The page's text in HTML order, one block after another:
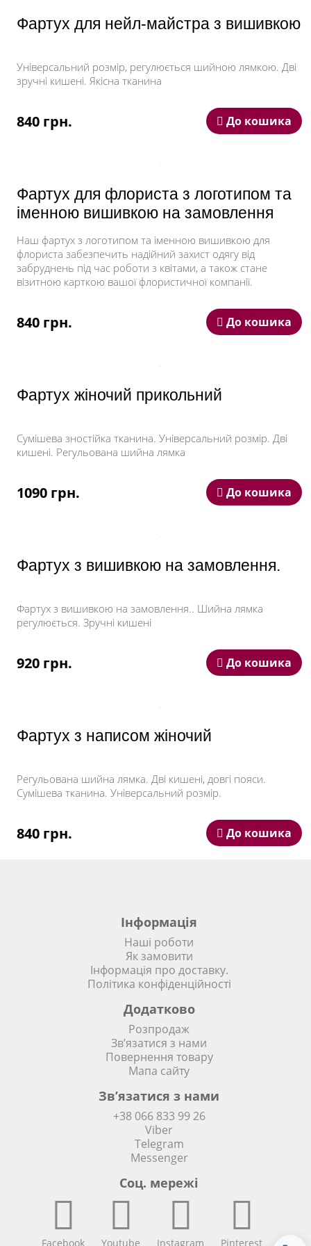
На вибір пропонується три кольори:
бежевий;
чорний.
комбінуються з іншими та є прекрасною основою
для різноколірної вишивки. У створенні дизайну ви
каталогом, в якому є величезний вибір корон,
монограм, шрифтів, смішних картинок.
Фартух для нейл-майстра з вишивкою
Універсальний розмір, регулюється шийною лямкою. Дві
зручні кишені. Якісна тканина
840 грн. До кошика
Фартух для флориста з логотипом та
іменною вишивкою на замовлення
Наш фартух з логотипом та іменною вишивкою для
флориста забезпечить надійний захист одягу від
забруднень під час роботи з квітами, а також стане
візитною карткою вашої флористичної компанії.
840 грн. До кошика
Фартух жіночий прикольний
Сумішева зностійка тканина. Універсальний розмір. Дві
кишені. Регульована шийна лямка
1090 грн. До кошика
Фартух з вишивкою на замовлення.
Фартух з вишивкою на замовлення.. Шийна лямка
регулюється. Зручні кишені
920 грн. До кошика
Фартух з написом жіночий
Регульована шийна лямка. Дві кишені, довгі пояси.
Сумішева тканина. Універсальний розмір.
840 грн. До кошика
Інформація
Наші роботи
Як замовити
Інформація про доставку.
Політика конфіденційності
Додатково
Розпродаж
Зв’язатися з нами
Повернення товару
Мапа сайту
Зв’язатися з нами
+38 066 833 99 26
Viber
Telegram
Messenger
Соц. мережi
Facebook Youtube Instagram Pinterest